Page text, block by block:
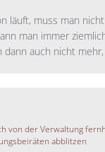
läuft, muss man
man immer
auch nicht mehr,
von der Verwaltung
abblitzen